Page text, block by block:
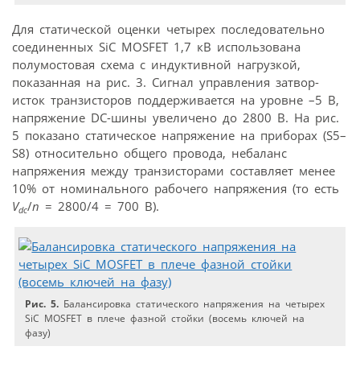
Для статической оценки четырех последовательно
соединенных SiC MOSFET 1,7 кВ использована
полумостовая схема с индуктивной нагрузкой,
показанная на рис. 3. Сигнал управления затвор-
исток транзисторов поддерживается на уровне –5 В,
напряжение DC-шины увеличено до 2800 В. На рис.
5 показано статическое напряжение на приборах (S5–
S8) относительно общего провода, небаланс
напряжения между транзисторами составляет менее
10% от номинального рабочего напряжения (то есть
Vdc/n = 2800/4 = 700 В).
Рис. 5. Балансировка статического напряжения на четырех
SiC MOSFET в плече фазной стойки (восемь ключей на
фазу)